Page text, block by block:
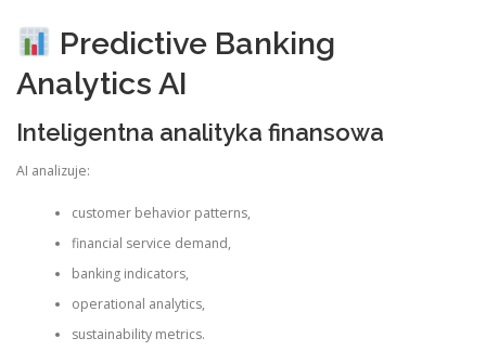
Predictive Banking
Analytics AI
Inteligentna analityka finansowa
AI analizuje:
customer behavior patterns,
financial service demand,
banking indicators,
operational analytics,
sustainability metrics.